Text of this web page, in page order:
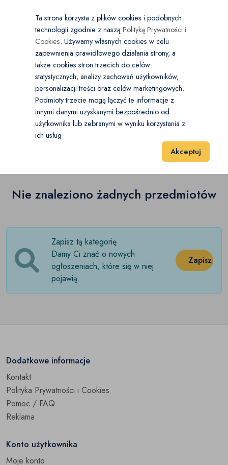
Wybierz kategorię
Buty damskie
Baleriny(0)
(0)
Czółenka (0)
Glany(0)
Japonki(0)
Klapki(0)
Obuwie sportowe
Półbuty
Sandały (0)
Szpilki
Sztyblety(0)
×
Kraj PL
PLN
Moda Buty damskie Espadryle
Espadryle (0)
20 60
Nie znaleziono żadnych przedmiotów
Zapisz tą kategorię
Damy Ci znać o nowych
ogłoszeniach, które się w niej
pojawią.
Zapisz
Dodatkowe informacje
Kontakt
Polityka Prywatności i Cookies
Pomoc / FAQ
Reklama
Konto użytkownika
Moje konto
Ta strona korzysta z plików cookies i podobnych
technologii zgodnie z nasząPolityką Prywatności i
Cookies. Używamy własnych cookies w celu
zapewnienia prawidłowego działania strony, a
także cookies stron trzecich do celów
statystycznych, analizy zachowań użytkowników,
personalizacji treści oraz celów marketingowych.
Podmioty trzecie mogą łączyć te informacje z
innymi danymi uzyskanymi bezpośrednio od
użytkownika lub zebranymi w wyniku korzystania z
ich usług
Akceptuj